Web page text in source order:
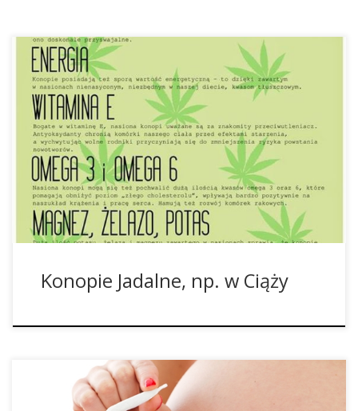
Jak się okazuje, w Stanach Zjednoczonych od kilku lat wśród
kobiet będących w ciąży bardzo popularnym pożywieniem
są nasiona konopi w przeróżnych formach. Nasiona konopi
mają w kuchni szerokie zastosowanie. Można je dodawać
do sałatek, do różnych wypieków, do smoothie czy zup.Co
najlepsze, większość pomyśli, że konopie są przecież
nielegalne, […]
Konopie Jadalne, np. w Ciąży